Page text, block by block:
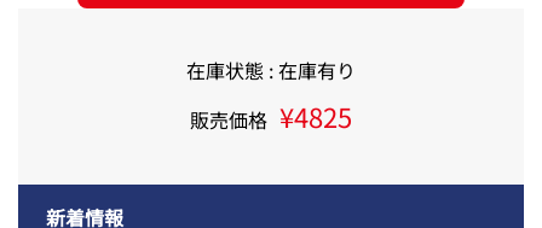
新着情報
在庫状態 : 在庫有り
販売価格 ¥4825